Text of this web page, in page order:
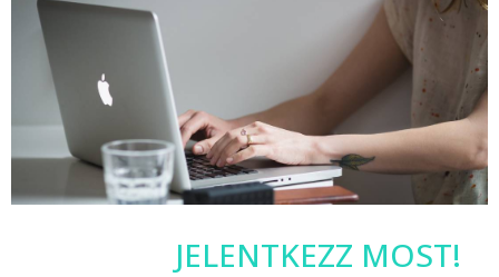
JELENTKEZZ MOST!